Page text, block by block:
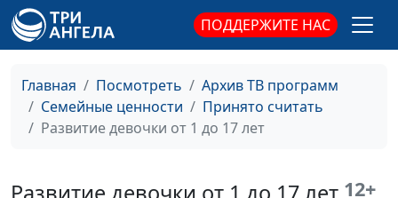
ПОДДЕРЖИТЕ НАС
Главная Посмотреть
Архив ТВ программ
Семейные ценности
Принято считать
Развитие девочки от 1 до 17 лет
12+
психолог,
консультант по
взаимоотношениям
Как распознать
Мария Мараханова ,
психолог,